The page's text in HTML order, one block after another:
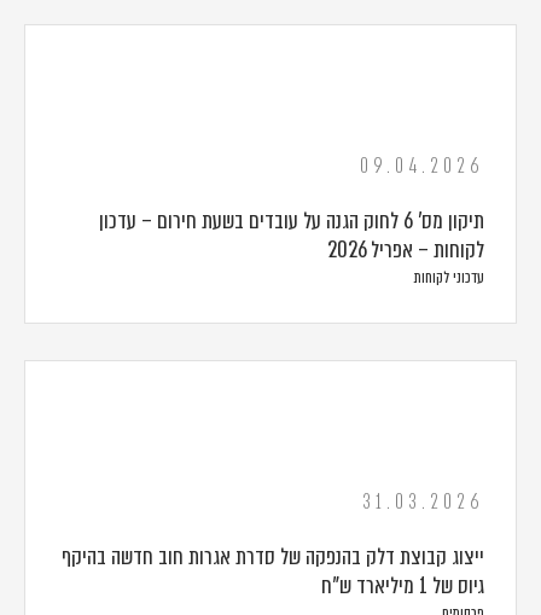
09.04.2026
תיקון מס' 6 לחוק הגנה על עובדים בשעת חירום – עדכון
לקוחות – אפריל 2026
עדכוני לקוחות
31.03.2026
ייצוג קבוצת דלק בהנפקה של סדרת אגרות חוב חדשה בהיקף
גיוס של 1 מיליארד ש"ח